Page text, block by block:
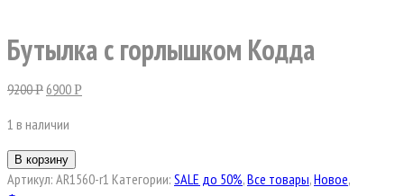
Бутылка с горлышком Кодда
9200Р 6900Р
1 в наличии
В корзину
Артикул: AR1560-r1 Категории: SALE до 50%,Все товары,Новое,